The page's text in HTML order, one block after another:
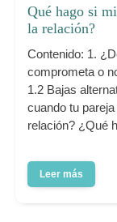
Qué hago si
la relación?
Contenido: 1.
comprometa o
1.2 Bajas
cuando tu
relación? ¿Qué
Leer más